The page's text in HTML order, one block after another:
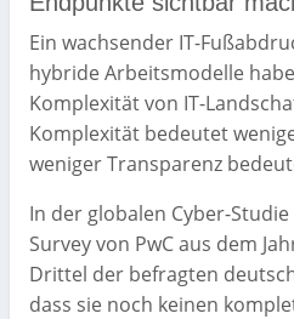
Ein wachsender IT-
hybride Arbeitsmodelle
Komplexität von IT-
Komplexität bedeutet
weniger Transparenz
In der globalen Cyber-
Survey von PwC aus dem
Drittel der befragten
dass sie noch keinen